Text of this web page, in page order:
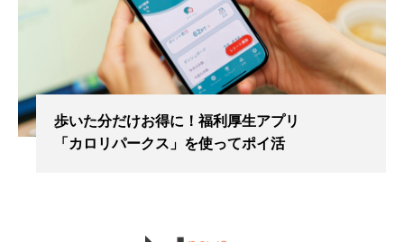
歩いた分だけお得に！福利厚生アプリ
「カロリパークス」を使ってポイ活